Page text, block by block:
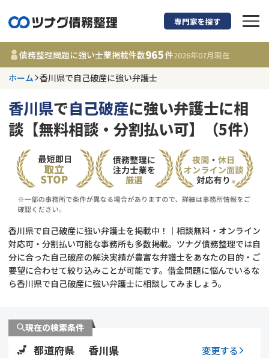
債務整理に強い弁
事務所 965
件
更新日 :2026年07月31日
相談内容で探す
借金返済相談・交渉
任意整理
時効援用
会社破産・法人破産
費用相場
コラム
債務整理
個人再生（民事再生）
専門家を探す
債務整理問題に強い士業掲載件数965件2026年07月現在
ホーム 香川県で自己破産に強い弁護士
香川県で自己破産に強い弁護士に相
談【無料相談・分割払い可】（5件）
香川県で自己破産に強い弁護士を掲載中！｜相談無料・オンライン
対応可・分割払い可能な事務所も多数掲載。ツナグ債務整理では自
分に合った自己破産の解決実績が豊富な弁護士をあなたの目的・ご
要望に合わせて絞り込みことが可能です。借金問題に悩んでいるな
ら香川県で自己破産に強い弁護士に相談してみましょう。
現在の検索条件
都道府県 香川県 変更する